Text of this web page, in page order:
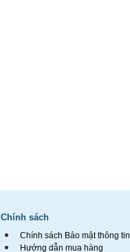
Chính sách
Chính sách Bảo mật thông tin
Hướng dẫn mua hàng